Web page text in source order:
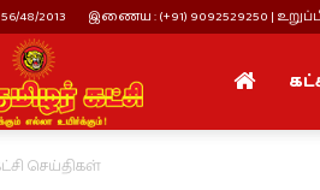
48/2013 இணைய : (+91) 9092529250 |
நாம்
செய்திகள்